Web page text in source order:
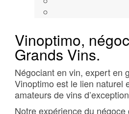
Vinoptimo,
Grands Vins.
Négociant en vin, expert en
Vinoptimo est le lien naturel
amateurs de vins
Notre expérience du